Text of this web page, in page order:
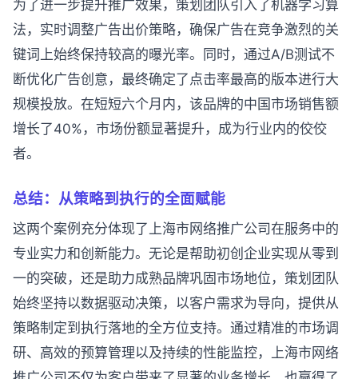
为了进一步提升推广效果，策划团队引入了机器学习算
法，实时调整广告出价策略，确保广告在竞争激烈的关
键词上始终保持较高的曝光率。同时，通过A/B测试不
断优化广告创意，最终确定了点击率最高的版本进行大
规模投放。在短短六个月内，该品牌的中国市场销售额
增长了40%，市场份额显著提升，成为行业内的佼佼
者。
总结：从策略到执行的全面赋能
这两个案例充分体现了上海市网络推广公司在服务中的
专业实力和创新能力。无论是帮助初创企业实现从零到
一的突破，还是助力成熟品牌巩固市场地位，策划团队
始终坚持以数据驱动决策，以客户需求为导向，提供从
策略制定到执行落地的全方位支持。通过精准的市场调
研、高效的预算管理以及持续的性能监控，上海市网络